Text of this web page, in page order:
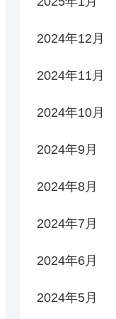
2024年12月
2024年11月
2024年10月
2024年9月
2024年8月
2024年7月
2024年6月
2024年5月